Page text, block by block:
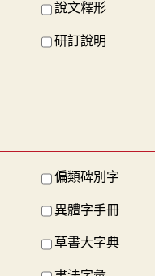
說文釋形
研訂說明
偏類碑別字
異體字手冊
草書大字典